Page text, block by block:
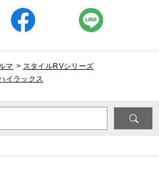
マ > スタイルRVシリーズ
イラックス